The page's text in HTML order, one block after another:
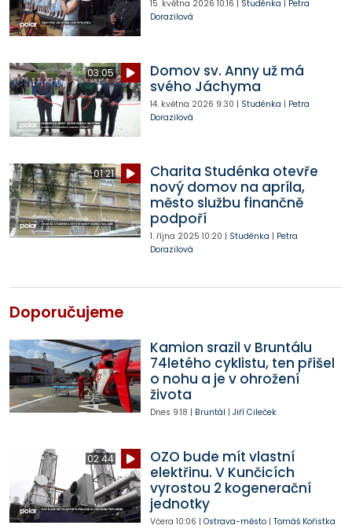
15. května 2026 10:16 Studénka
Petra
Dorazilová
03:05
Domov sv. Anny už má
svého Jáchyma
14. května 2026 9:30 | Studénka | Petra
Dorazilová
01:21
Charita Studénka otevře
nový domov na apríla,
město službu finančně
podpoří
1. října 2025 10:20 | Studénka | Petra
Dorazilová
Doporučujeme
Kamion srazil v Bruntálu
74letého cyklistu, ten přišel
o nohu a je v ohrožení
života
Dnes 9:18 | Bruntál | Jiří Cileček
02:44
OZO bude mít vlastní
elektřinu. V Kunčicích
vyrostou 2 kogenerační
jednotky
Včera 10:06 | Ostrava-město| Tomáš Kořistka